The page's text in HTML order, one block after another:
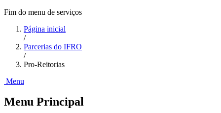
Fim do menu de serviços
Página inicial
/
Parcerias do IFRO
/
Pro-Reitorias
Menu
Menu Principal